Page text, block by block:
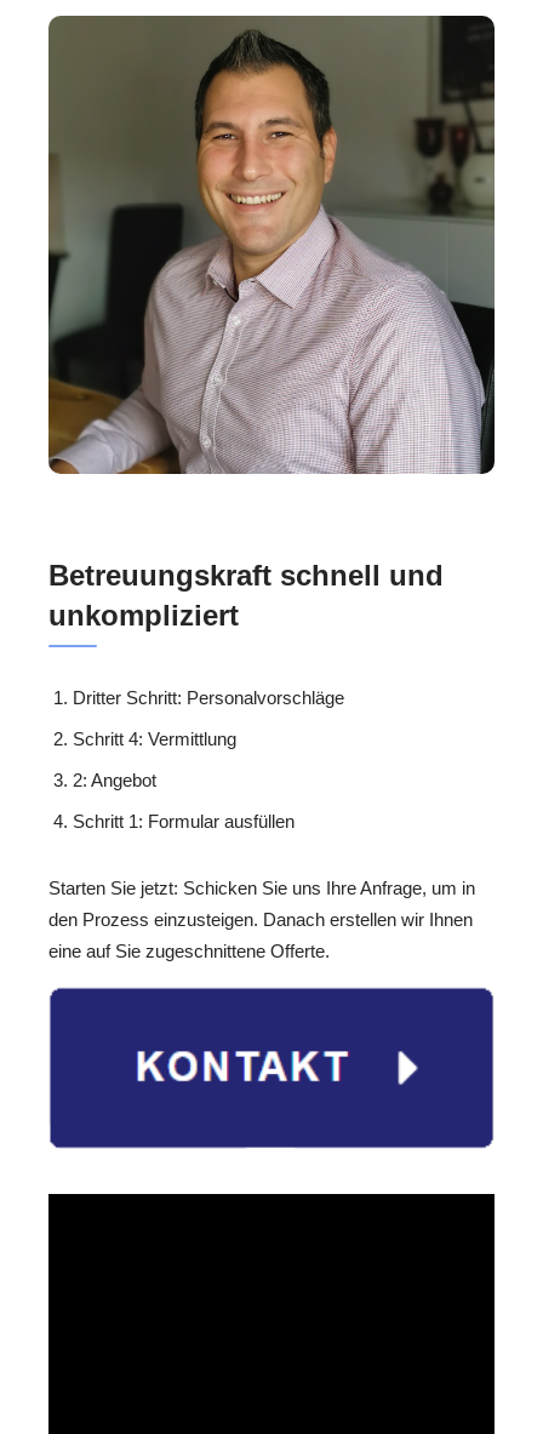
Betreuungskraft schnell und
unkompliziert
Dritter Schritt: Personalvorschläge
Schritt 4: Vermittlung
2: Angebot
Schritt 1: Formular ausfüllen
Starten Sie jetzt: Schicken Sie uns Ihre Anfrage, um in
den Prozess einzusteigen. Danach erstellen wir Ihnen
eine auf Sie zugeschnittene Offerte.